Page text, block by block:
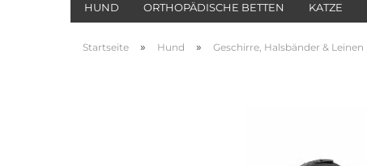
HUND ORTHOPÄDISCHE BETTEN KATZE
Startseite » Hund » Geschirre, Halsbänder & Leinen